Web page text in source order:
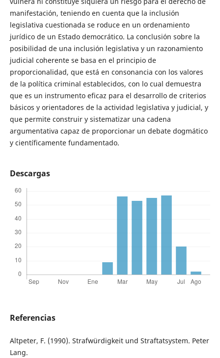
manifestación, teniendo en cuenta que la inclusión
legislativa cuestionada se roduce en un ordenamiento
jurídico de un Estado democrático. La conclusión sobre la
posibilidad de una inclusión legislativa y un razonamiento
judicial coherente se basa en el principio de
proporcionalidad, que está en consonancia con los valores
de la política criminal establecidos, con lo cual demuestra
que es un instrumento eficaz para el desarrollo de criterios
básicos y orientadores de la actividad legislativa y judicial, y
que permite construir y sistematizar una cadena
argumentativa capaz de proporcionar un debate dogmático
y científicamente fundamentado.
Descargas
Referencias
Altpeter, F. (1990). Strafwürdigkeit und Straftatsystem. Peter
Lang.